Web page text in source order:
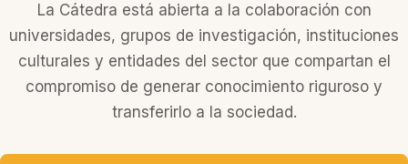
La Cátedra está abierta a la colaboración con
universidades, grupos de investigación, instituciones
culturales y entidades del sector que compartan el
compromiso de generar conocimiento riguroso y
transferirlo a la sociedad.